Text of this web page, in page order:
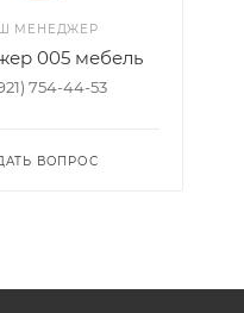
МЕНЕДЖЕР
005 мебель
754-44-53
ВОПРОС